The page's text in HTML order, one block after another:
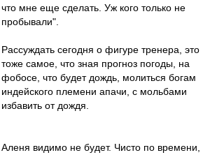
что мне еще сделать. Уж кого только не
пробывали".
Рассуждать сегодня о фигуре тренера, это
тоже самое, что зная прогноз погоды, на
фобосе, что будет дождь, молиться богам
индейского племени апачи, с мольбами
избавить от дождя.
Аленя видимо не будет. Чисто по времени,